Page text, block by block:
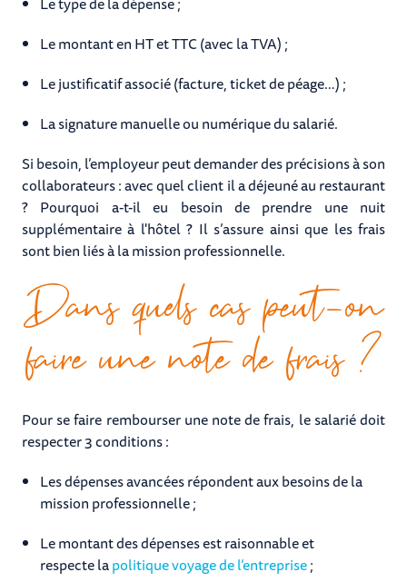
Le montant en HT et TTC (avec la TVA) ;
Le justificatif associé (facture, ticket de péage…) ;
La signature manuelle ou numérique du salarié.
Si besoin, l’employeur peut demander des précisions à son
collaborateurs : avec quel client il a déjeuné au restaurant
? Pourquoi a-t-il eu besoin de prendre une nuit
supplémentaire à l'hôtel ? Il s’assure ainsi que les frais
sont bien liés à la mission professionnelle.
Dans quels cas peut-on
faire une note de frais ?
Pour se faire rembourser une note de frais, le salarié doit
respecter 3 conditions :
Les dépenses avancées répondent aux besoins de la
mission professionnelle ;
Le montant des dépenses est raisonnable et
respecte lapolitique voyage de l’entreprise;